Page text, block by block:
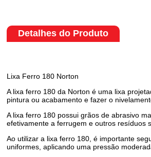
Detalhes do Produto
Lixa Ferro 180 Norton
A lixa ferro 180 da Norton é uma lixa
pintura ou acabamento e fazer o
A lixa ferro 180 possui grãos de abrasivo
efetivamente a ferrugem e outros resíduos
Ao utilizar a lixa ferro 180, é importante
uniformes, aplicando uma pressão